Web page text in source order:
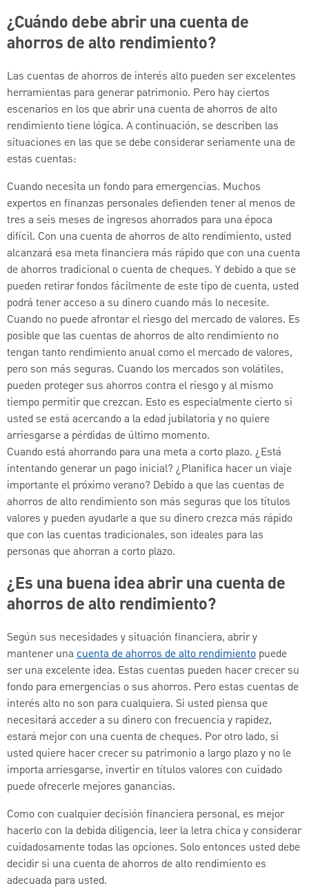
¿Cuándo debe abrir una cuenta de
ahorros de alto rendimiento?
Las cuentas de ahorros de interés alto pueden ser excelentes
herramientas para generar patrimonio. Pero hay ciertos
escenarios en los que abrir una cuenta de ahorros de alto
rendimiento tiene lógica. A continuación, se describen las
situaciones en las que se debe considerar seriamente una de
estas cuentas:
Cuando necesita un fondo para emergencias. Muchos
expertos en finanzas personales defienden tener al menos de
tres a seis meses de ingresos ahorrados para una época
difícil. Con una cuenta de ahorros de alto rendimiento, usted
alcanzará esa meta financiera más rápido que con una cuenta
de ahorros tradicional o cuenta de cheques. Y debido a que se
pueden retirar fondos fácilmente de este tipo de cuenta, usted
podrá tener acceso a su dinero cuando más lo necesite.
Cuando no puede afrontar el riesgo del mercado de valores. Es
posible que las cuentas de ahorros de alto rendimiento no
tengan tanto rendimiento anual como el mercado de valores,
pero son más seguras. Cuando los mercados son volátiles,
pueden proteger sus ahorros contra el riesgo y al mismo
tiempo permitir que crezcan. Esto es especialmente cierto si
usted se está acercando a la edad jubilatoria y no quiere
arriesgarse a pérdidas de último momento.
Cuando está ahorrando para una meta a corto plazo. ¿Está
intentando generar un pago inicial? ¿Planifica hacer un viaje
importante el próximo verano? Debido a que las cuentas de
ahorros de alto rendimiento son más seguras que los títulos
valores y pueden ayudarle a que su dinero crezca más rápido
que con las cuentas tradicionales, son ideales para las
personas que ahorran a corto plazo.
¿Es una buena idea abrir una cuenta de
ahorros de alto rendimiento?
Según sus necesidades y situación financiera, abrir y
mantener una cuenta de ahorros de alto rendimiento puede
ser una excelente idea. Estas cuentas pueden hacer crecer su
fondo para emergencias o sus ahorros. Pero estas cuentas de
interés alto no son para cualquiera. Si usted piensa que
necesitará acceder a su dinero con frecuencia y rapidez,
estará mejor con una cuenta de cheques. Por otro lado, si
usted quiere hacer crecer su patrimonio a largo plazo y no le
importa arriesgarse, invertir en títulos valores con cuidado
puede ofrecerle mejores ganancias.
Como con cualquier decisión financiera personal, es mejor
hacerlo con la debida diligencia, leer la letra chica y considerar
cuidadosamente todas las opciones. Solo entonces usted debe
decidir si una cuenta de ahorros de alto rendimiento es
adecuada para usted.